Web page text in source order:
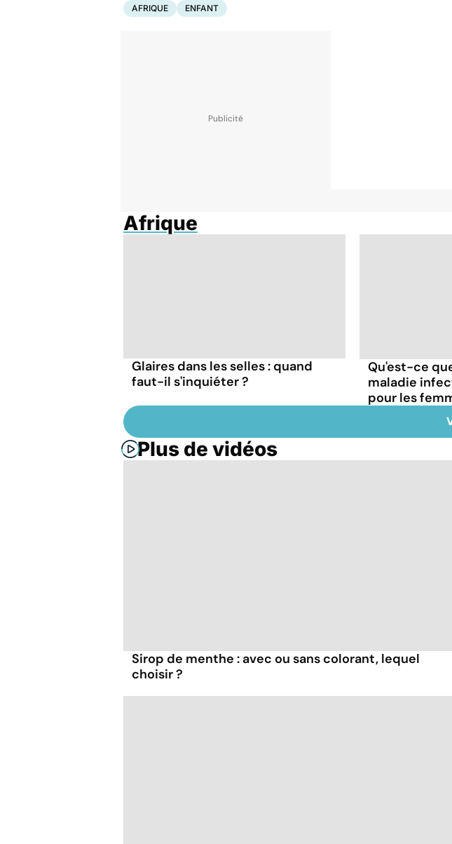
AFRIQUE ENFANT
Afrique
Glaires dans les selles : quand
faut-il s'inquiéter ?
Qu'est-ce
maladie
pour les
Plus de vidéos
Sirop de menthe : avec ou sans colorant, lequel
choisir ?